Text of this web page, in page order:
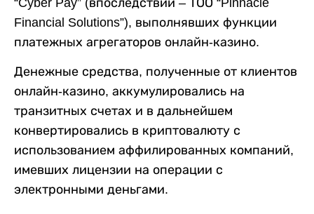
Financial Solutions”), выполнявших функции
платежных агрегаторов онлайн-казино.
Денежные средства, полученные от клиентов
онлайн-казино, аккумулировались на
транзитных счетах и в дальнейшем
конвертировались в криптовалюту с
использованием аффилированных компаний,
имевших лицензии на операции с
электронными деньгами.